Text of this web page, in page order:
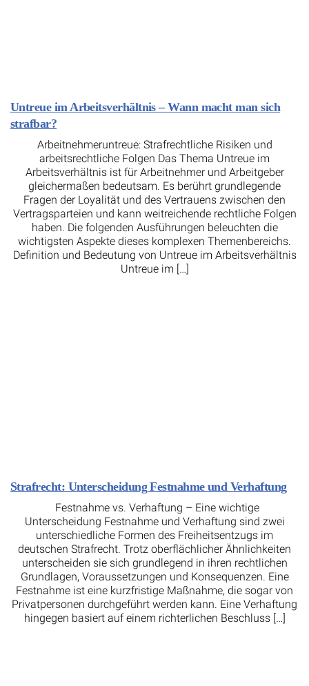
Untreue im Arbeitsverhältnis – Wann macht man sich
strafbar?
Arbeitnehmeruntreue: Strafrechtliche Risiken und
arbeitsrechtliche Folgen Das Thema Untreue im
Arbeitsverhältnis ist für Arbeitnehmer und Arbeitgeber
gleichermaßen bedeutsam. Es berührt grundlegende
Fragen der Loyalität und des Vertrauens zwischen den
Vertragsparteien und kann weitreichende rechtliche Folgen
haben. Die folgenden Ausführungen beleuchten die
wichtigsten Aspekte dieses komplexen Themenbereichs.
Definition und Bedeutung von Untreue im Arbeitsverhältnis
Untreue im […]
Strafrecht: Unterscheidung Festnahme und Verhaftung
Festnahme vs. Verhaftung – Eine wichtige
Unterscheidung Festnahme und Verhaftung sind zwei
unterschiedliche Formen des Freiheitsentzugs im
deutschen Strafrecht. Trotz oberflächlicher Ähnlichkeiten
unterscheiden sie sich grundlegend in ihren rechtlichen
Grundlagen, Voraussetzungen und Konsequenzen. Eine
Festnahme ist eine kurzfristige Maßnahme, die sogar von
Privatpersonen durchgeführt werden kann. Eine Verhaftung
hingegen basiert auf einem richterlichen Beschluss […]